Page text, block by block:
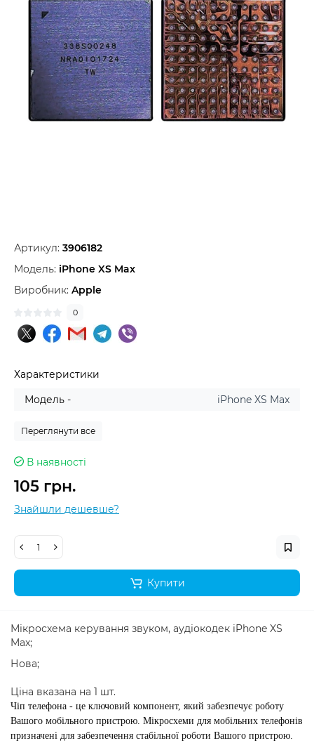
Артикул: 3906182
Модель: iPhone XS Max
Виробник: Apple
0
Характеристики
Модель -
iPhone XS Max
Переглянути все
В наявності
105 грн.
Знайшли дешевше?
Купити
Мікросхема керування звуком, аудіокодек iPhone XS
Max;
Нова;
Ціна вказана на 1 шт.
Чіп телефона - це ключовий компонент, який забезпечує роботу
Вашого мобільного пристрою. Мікросхеми для мобільних телефонів
призначені для забезпечення стабільної роботи Вашого пристрою.